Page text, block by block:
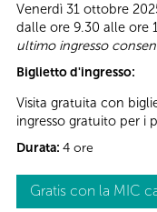
Venerdì 31 ottobre
dalle ore 9.30 alle ore
ultimo ingresso
Biglietto d'ingresso:
Visita gratuita con
ingresso gratuito per i
Durata: 4 ore
Gratis con la MIC